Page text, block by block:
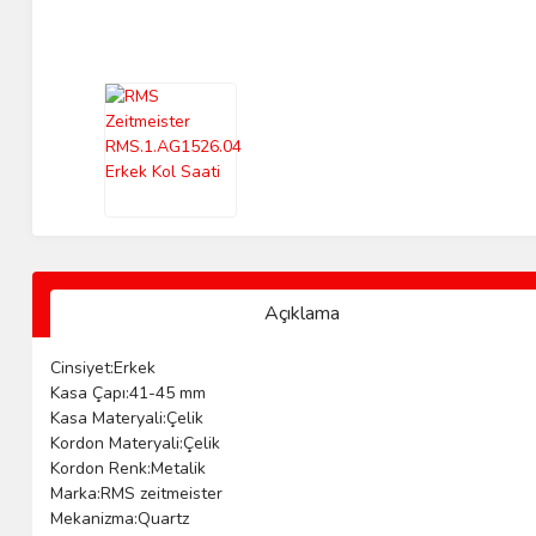
Açıklama
Cinsiyet:Erkek
Kasa Çapı:41-45 mm
Kasa Materyali:Çelik
Kordon Materyali:Çelik
Kordon Renk:Metalik
Marka:RMS zeitmeister
Mekanizma:Quartz